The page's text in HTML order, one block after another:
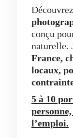
conçu
naturelle.
France,
locaux,
5 à 10
l’emploi.